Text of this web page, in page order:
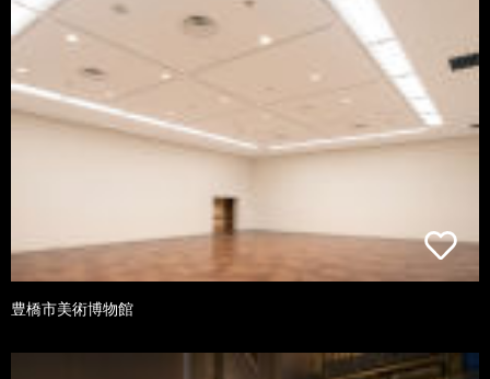
豊橋市美術博物館